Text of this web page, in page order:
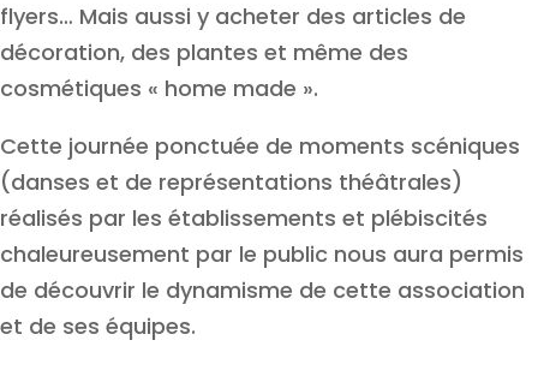
flyers… Mais aussi y acheter des articles de
décoration, des plantes et même des
cosmétiques « home made ».
Cette journée ponctuée de moments scéniques
(danses et de représentations théâtrales)
réalisés par les établissements et plébiscités
chaleureusement par le public nous aura permis
de découvrir le dynamisme de cette association
et de ses équipes.